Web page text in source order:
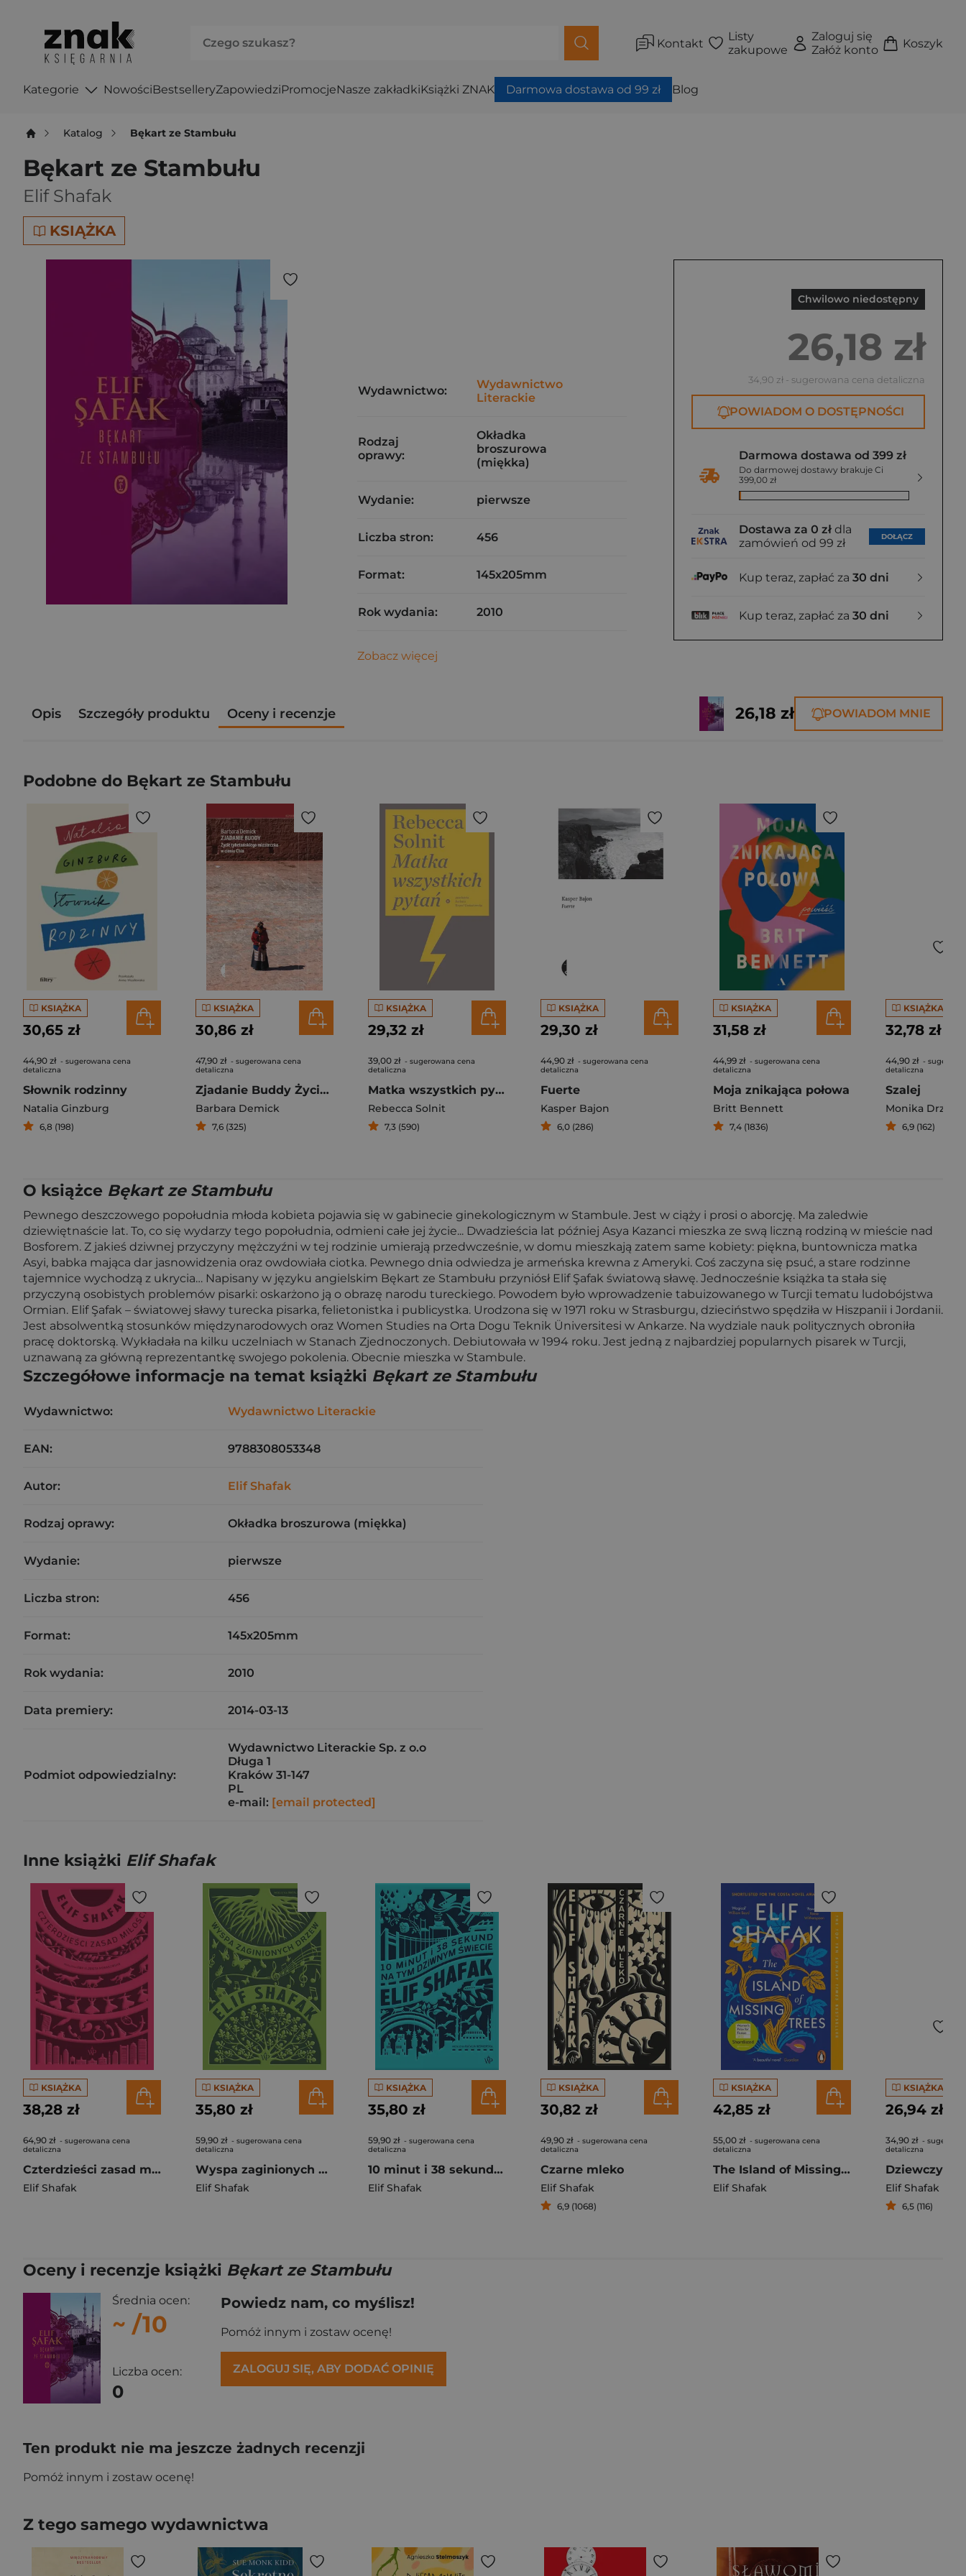
Kontakt
Listy
zakupowe
Zaloguj się
Załóż konto
Koszyk
Kategorie NowościBestselleryZapowiedziPromocjeNasze zakładkiKsiążki ZNAK Darmowa dostawa od 99 zł Blog
Katalog Bękart ze Stambułu
Bękart ze Stambułu
Elif Shafak
KSIĄŻKA
Chwilowo niedostępny
26,18 zł
34,90 zł - sugerowana cena detaliczna
POWIADOM O DOSTĘPNOŚCI
Darmowa dostawa od 399 zł
Do darmowej dostawy brakuje Ci
399,00 zł
Dostawa za 0 zł dla
zamówień od 99 zł
DOŁĄCZ
Kup teraz, zapłać za 30 dni
Kup teraz, zapłać za 30 dni
Wydawnictwo:
Wydawnictwo
Literackie
Rodzaj
oprawy:
Okładka
broszurowa
(miękka)
Wydanie: pierwsze
Liczba stron: 456
Format: 145x205mm
Rok wydania: 2010
Zobacz więcej
Opis Szczegóły produktu Oceny i recenzje 26,18 zł POWIADOM MNIE
Podobne do Bękart ze Stambułu
KSIĄŻKA
30,65 zł
44,90 zł - sugerowana cena
detaliczna
Słownik rodzinny
Natalia Ginzburg
6,8 (198)
KSIĄŻKA
30,86 zł
47,90 zł - sugerowana cena
detaliczna
Zjadanie Buddy Życie tybetańskiego miasteczka w cieniu Chin
Barbara Demick
7,6 (325)
KSIĄŻKA
29,32 zł
39,00 zł - sugerowana cena
detaliczna
Matka wszystkich pytań
Rebecca Solnit
7,3 (590)
KSIĄŻKA
29,30 zł
44,90 zł - sugerowana cena
detaliczna
Fuerte
Kasper Bajon
6,0 (286)
KSIĄŻKA
31,58 zł
44,99 zł - sugerowana cena
detaliczna
Moja znikająca połowa
Britt Bennett
7,4 (1836)
KSIĄŻKA
32,78 zł
44,90 zł -
detaliczna
Szalej
Monika
6,9 (162)
O książce Bękart ze Stambułu
Pewnego deszczowego popołudnia młoda kobieta pojawia się w gabinecie ginekologicznym w Stambule. Jest w ciąży i prosi o aborcję. Ma zaledwie
dziewiętnaście lat. To, co się wydarzy tego popołudnia, odmieni całe jej życie... Dwadzieścia lat później Asya Kazanci mieszka ze swą liczną rodziną w mieście nad
Bosforem. Z jakieś dziwnej przyczyny mężczyźni w tej rodzinie umierają przedwcześnie, w domu mieszkają zatem same kobiety: piękna, buntownicza matka
Asyi, babka mająca dar jasnowidzenia oraz owdowiała ciotka. Pewnego dnia odwiedza je armeńska krewna z Ameryki. Coś zaczyna się psuć, a stare rodzinne
tajemnice wychodzą z ukrycia… Napisany w języku angielskim Bękart ze Stambułu przyniósł Elif Şafak światową sławę. Jednocześnie książka ta stała się
przyczyną osobistych problemów pisarki: oskarżono ją o obrazę narodu tureckiego. Powodem było wprowadzenie tabuizowanego w Turcji tematu ludobójstwa
Ormian. Elif Şafak – światowej sławy turecka pisarka, felietonistka i publicystka. Urodzona się w 1971 roku w Strasburgu, dzieciństwo spędziła w Hiszpanii i Jordanii.
Jest absolwentką stosunków międzynarodowych oraz Women Studies na Orta Dogu Teknik Üniversitesi w Ankarze. Na wydziale nauk politycznych obroniła
pracę doktorską. Wykładała na kilku uczelniach w Stanach Zjednoczonych. Debiutowała w 1994 roku. Jest jedną z najbardziej popularnych pisarek w Turcji,
uznawaną za główną reprezentantkę swojego pokolenia. Obecnie mieszka w Stambule.
Szczegółowe informacje na temat książki Bękart ze Stambułu
Wydawnictwo: Wydawnictwo Literackie
EAN: 9788308053348
Autor: Elif Shafak
Rodzaj oprawy: Okładka broszurowa (miękka)
Wydanie: pierwsze
Liczba stron: 456
Format: 145x205mm
Rok wydania: 2010
Data premiery: 2014-03-13
Podmiot odpowiedzialny:
Wydawnictwo Literackie Sp. z o.o
Długa 1
Kraków 31-147
PL
e-mail: [email protected]
Inne książki Elif Shafak
KSIĄŻKA
38,28 zł
64,90 zł - sugerowana cena
detaliczna
Czterdzieści zasad miłości
Elif Shafak
KSIĄŻKA
35,80 zł
59,90 zł - sugerowana cena
detaliczna
Wyspa zaginionych drzew wyd. 2025
Elif Shafak
KSIĄŻKA
35,80 zł
59,90 zł - sugerowana cena
detaliczna
10 minut i 38 sekund wyd. 2025
Elif Shafak
KSIĄŻKA
30,82 zł
49,90 zł - sugerowana cena
detaliczna
Czarne mleko
Elif Shafak
6,9 (1068)
KSIĄŻKA
42,85 zł
55,00 zł - sugerowana cena
detaliczna
The Island of Missing Trees wer. angielska
Elif Shafak
KSIĄŻKA
26,94 zł
34,90 zł -
detaliczna
Elif Shafak
6,5 (116)
Oceny i recenzje książki Bękart ze Stambułu
Średnia ocen:
~ /10
Liczba ocen:
0
Powiedz nam, co myślisz!
Pomóż innym i zostaw ocenę!
ZALOGUJ SIĘ, ABY DODAĆ OPINIĘ
Ten produkt nie ma jeszcze żadnych recenzji
Pomóż innym i zostaw ocenę!
Z tego samego wydawnictwa